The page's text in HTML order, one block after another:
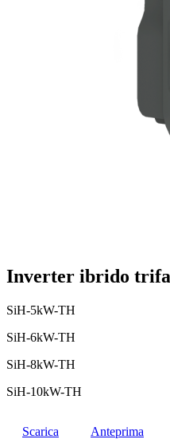
Inverter ibrido
SiH-5kW-TH
SiH-6kW-TH
SiH-8kW-TH
SiH-10kW-TH
Scarica Anteprima